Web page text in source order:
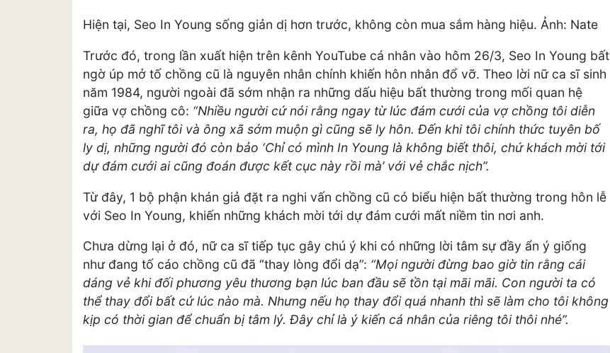
Hiện tại, Seo In Young sống giản dị hơn trước, không còn mua sắm hàng hiệu. Ảnh: Nate
Trước đó, trong lần xuất hiện trên kênh YouTube cá nhân vào hôm 26/3, Seo In Young bất
ngờ úp mở tố chồng cũ là nguyên nhân chính khiến hôn nhân đổ vỡ. Theo lời nữ ca sĩ sinh
năm 1984, người ngoài đã sớm nhận ra những dấu hiệu bất thường trong mối quan hệ
giữa vợ chồng cô: “Nhiều người cứ nói rằng ngay từ lúc đám cưới của vợ chồng tôi diễn
ra, họ đã nghĩ tôi và ông xã sớm muộn gì cũng sẽ ly hôn. Đến khi tôi chính thức tuyên bố
ly dị, những người đó còn bảo ‘Chỉ có mình In Young là không biết thôi, chứ khách mời tới
dự đám cưới ai cũng đoán được kết cục này rồi mà’ với vẻ chắc nịch”.
Từ đây, 1 bộ phận khán giả đặt ra nghi vấn chồng cũ có biểu hiện bất thường trong hôn lễ
với Seo In Young, khiến những khách mời tới dự đám cưới mất niềm tin nơi anh.
Chưa dừng lại ở đó, nữ ca sĩ tiếp tục gây chú ý khi có những lời tâm sự đầy ẩn ý giống
như đang tố cáo chồng cũ đã “thay lòng đổi dạ”: “Mọi người đừng bao giờ tin rằng cái
dáng vẻ khi đối phương yêu thương bạn lúc ban đầu sẽ tồn tại mãi mãi. Con người ta có
thể thay đổi bất cứ lúc nào mà. Nhưng nếu họ thay đổi quá nhanh thì sẽ làm cho tôi không
kịp có thời gian để chuẩn bị tâm lý. Đây chỉ là ý kiến cá nhân của riêng tôi thôi nhé”.